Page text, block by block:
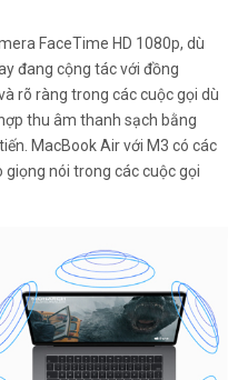
FaceTime HD 1080p, dù
đang cộng tác với đồng
rõ ràng trong các cuộc gọi dù
thu âm thanh sạch bằng
MacBook Air với M3 có các
nói trong các cuộc gọi